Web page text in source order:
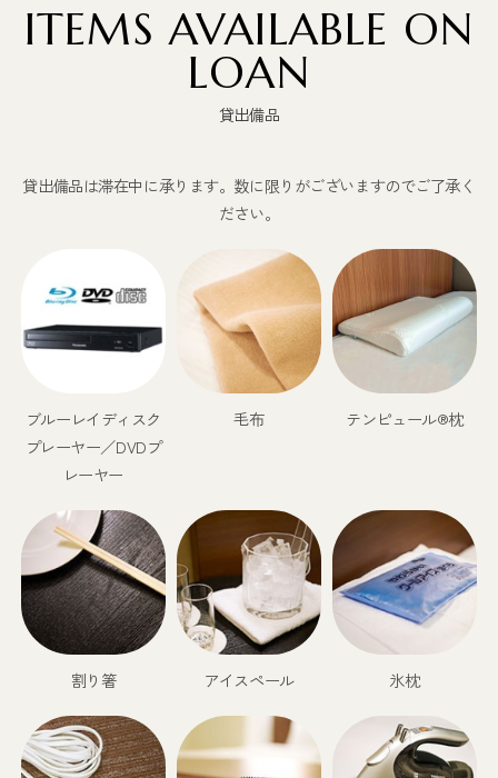
ITEMS AVAILABLE ON
LOAN
貸出備品
貸出備品は滞在中に承ります。数に限りがございますのでご了承く
ださい。
ブルーレイディスク
プレーヤー／DVDプ
レーヤー
毛布 テンピュール®枕
割り箸 アイスペール 氷枕